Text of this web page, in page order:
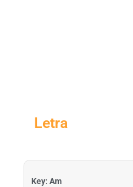
Letra
Key: Am